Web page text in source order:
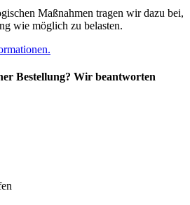
Maßnahmen tragen wir dazu bei,
wie möglich zu belasten.
Bestellung? Wir beantworten